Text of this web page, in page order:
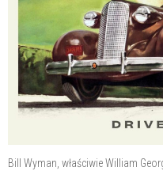
Bill Wyman, właściwie William